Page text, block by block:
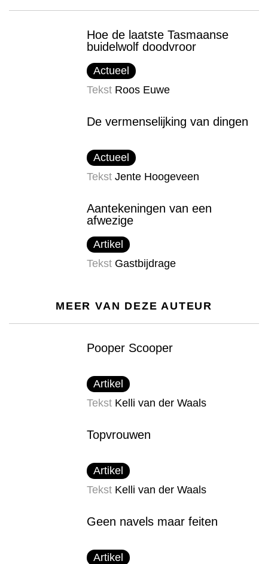
Hoe de laatste Tasmaanse
buidelwolf doodvroor
Actueel
Tekst Roos Euwe
De vermenselijking van dingen
Actueel
Tekst Jente Hoogeveen
Aantekeningen van een
afwezige
Artikel
Tekst Gastbijdrage
MEER VAN DEZE AUTEUR
Pooper Scooper
Artikel
Tekst Kelli van der Waals
Topvrouwen
Artikel
Tekst Kelli van der Waals
Geen navels maar feiten
Artikel